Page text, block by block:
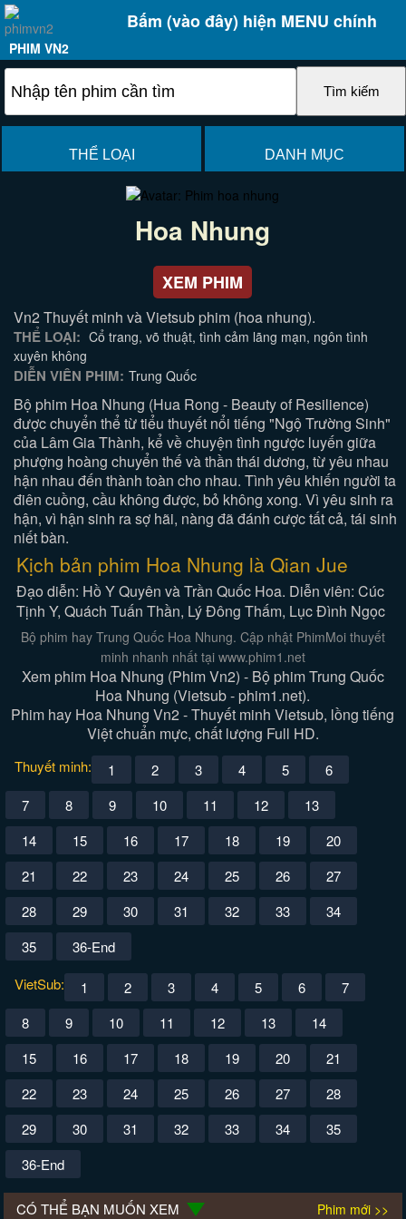
Bấm (vào đây) hiện MENU chính
PHIM VN2
THỂ LOẠI DANH MỤC
Hoa Nhung
XEM PHIM
Vn2 Thuyết minh và Vietsub phim (hoa nhung).
THỂ LOẠI: Cổ trang, võ thuật, tình cảm lãng mạn, ngôn tình
xuyên không
DIỄN VIÊN PHIM: Trung Quốc
Bộ phim Hoa Nhung (Hua Rong - Beauty of Resilience)
được chuyển thể từ tiểu thuyết nổi tiếng "Ngộ Trường Sinh"
của Lâm Gia Thành, kể về chuyện tình ngược luyến giữa
phượng hoàng chuyển thế và thần thái dương, từ yêu nhau
hận nhau đến thành toàn cho nhau. Tình yêu khiến người ta
điên cuồng, cầu không được, bỏ không xong. Vì yêu sinh ra
hận, vì hận sinh ra sợ hãi, nàng đã đánh cược tất cả, tái sinh
niết bàn.
Kịch bản phim Hoa Nhung là Qian Jue
Đạo diễn: Hồ Y Quyên và Trần Quốc Hoa. Diễn viên: Cúc
Tịnh Y, Quách Tuấn Thần, Lý Đông Thấm, Lục Đình Ngọc
Bộ phim hay Trung Quốc Hoa Nhung. Cập nhật PhimMoi thuyết
minh nhanh nhất tại www.phim1.net
Xem phim Hoa Nhung (Phim Vn2) - Bộ phim Trung Quốc
Hoa Nhung (Vietsub - phim1.net).
Phim hay Hoa Nhung Vn2 - Thuyết minh Vietsub, lồng tiếng
Việt chuẩn mực, chất lượng Full HD.
Thuyết minh: 1 2 3 4 5
6
7
8 9 10 11 12
13
14
15 16 17 18 19
20
21
22 23 24 25 26
27
28
29 30 31 32 33
34
35
36-End
VietSub:
1 2 3 4 5 6
7
8
9 10 11 12 13
14
15
16 17 18 19 20
21
22
23 24 25 26 27
28
29
30 31 32 33 34
35
36-End
CÓ THỂ BẠN MUỐN XEM Phim mới >>